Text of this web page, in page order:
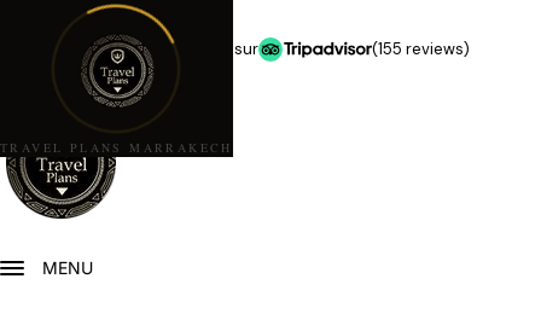
TRAVEL PLANS MARRAKECH
★★★★★ 5,0 étoiles sur (155 reviews)
MENU